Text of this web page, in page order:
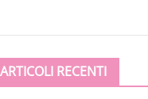
ARTICOLI RECENTI